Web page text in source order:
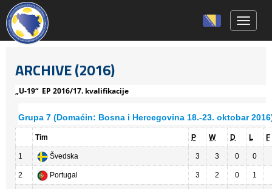
ARCHIVE (2016)
„U-19“ EP 2016/17. kvalifikacije
Grupa 7 (Domaćin: Bosna i Hercegovina 18.-23. oktobar
Tim P W D L F
1 Švedska 3 3 0 0
2 Portugal 3 2 0 1